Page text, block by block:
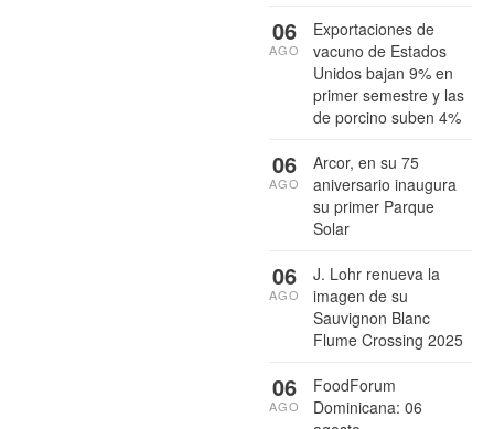
Exportaciones de
vacuno de Estados
Unidos bajan 9% en
primer semestre y las
de porcino suben 4%
06
AGO
Arcor, en su 75
aniversario inaugura
su primer Parque
Solar
06
AGO
J. Lohr renueva la
imagen de su
Sauvignon Blanc
Flume Crossing 2025
06
AGO
FoodForum
Dominicana: 06
06
AGO